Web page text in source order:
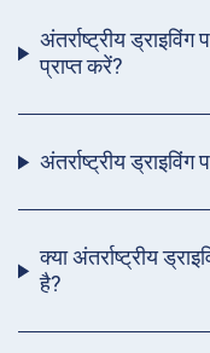
अंतर्राष्ट्रीय
प्राप्त करें?
अंतर्राष्ट्रीय
क्या अंतर्राष्ट्रीय
है?